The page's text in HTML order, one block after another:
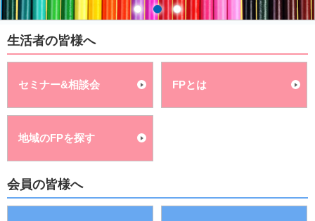
生活者の皆様へ
セミナー&相談会 FPとは
地域のFPを探す
会員の皆様へ